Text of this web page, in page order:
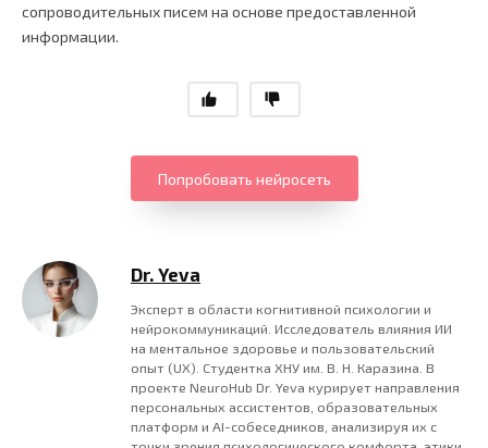
сопроводительных писем на основе предоставленной
информации.
Попробовать нейросеть
Dr. Yeva
Эксперт в области когнитивной психологии и
нейрокоммуникаций. Исследователь влияния ИИ
на ментальное здоровье и пользовательский
опыт (UX). Студентка ХНУ им. В. Н. Каразина. В
проекте NeuroHub Dr. Yeva курирует направления
персональных ассистентов, образовательных
платформ и AI-собеседников, анализируя их с